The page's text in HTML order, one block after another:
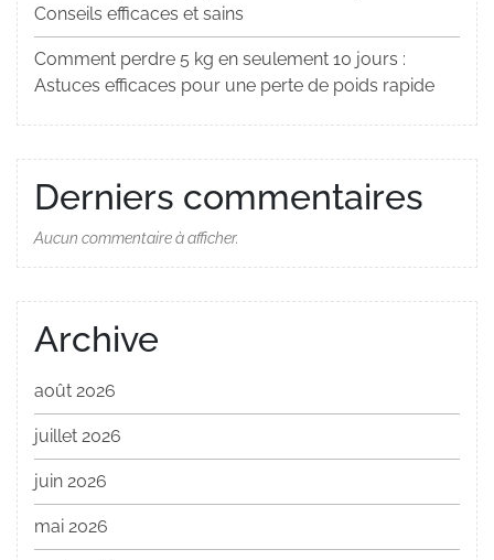
Conseils efficaces et sains
Comment perdre 5 kg en seulement 10 jours :
Astuces efficaces pour une perte de poids rapide
Derniers commentaires
Aucun commentaire à afficher.
Archive
août 2026
juillet 2026
juin 2026
mai 2026